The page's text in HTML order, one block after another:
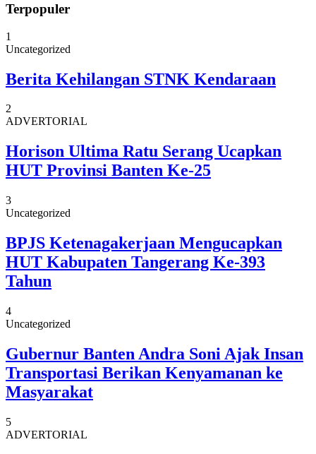
Terpopuler
1
Uncategorized
Berita Kehilangan STNK Kendaraan
2
ADVERTORIAL
Horison Ultima Ratu Serang Ucapkan
HUT Provinsi Banten Ke-25
3
Uncategorized
BPJS Ketenagakerjaan Mengucapkan
HUT Kabupaten Tangerang Ke-393
Tahun
4
Uncategorized
Gubernur Banten Andra Soni Ajak Insan
Transportasi Berikan Kenyamanan ke
Masyarakat
5
ADVERTORIAL